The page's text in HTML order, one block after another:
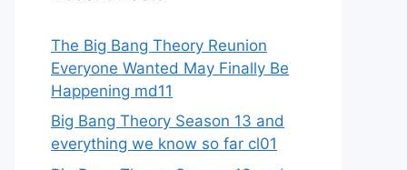
The Big Bang Theory Reunion
Everyone Wanted May Finally Be
Happening md11
Big Bang Theory Season 13 and
everything we know so far cl01